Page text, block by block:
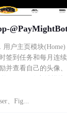
签到任务和每月连
并查看自己的头像
获得积分统计、邀请
史记录明细，所有
、Fig...